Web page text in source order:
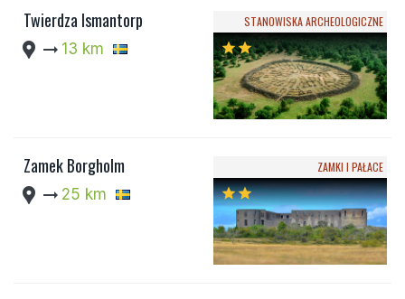
Twierdza Ismantorp
location_pin arrow_right_alt 13 km
STANOWISKA ARCHEOLOGICZNE
starstar
Zamek Borgholm
location_pin arrow_right_alt 25 km
ZAMKI I PAŁACE
starstar